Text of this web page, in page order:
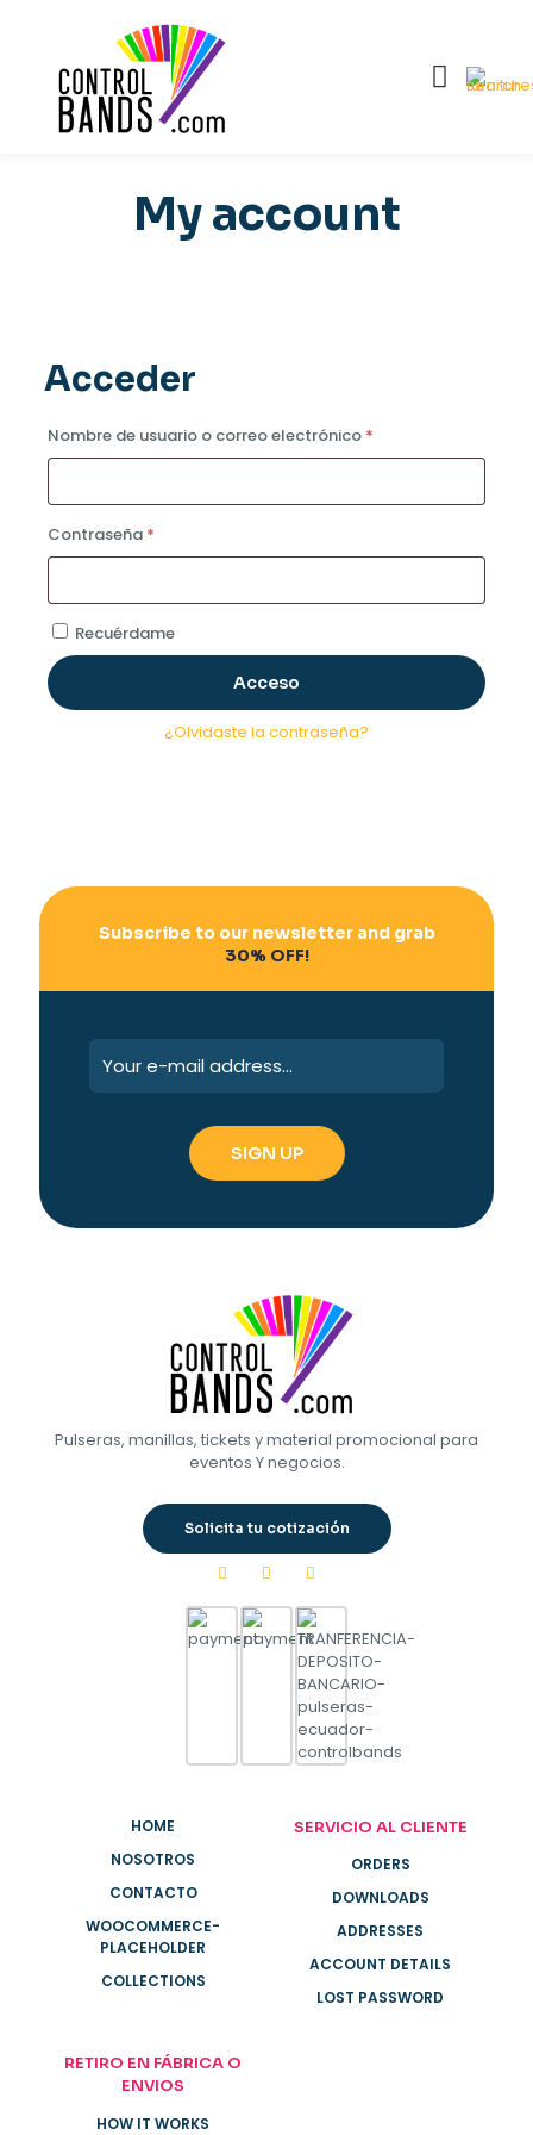
My account
Acceder
Nombre de usuario o correo electrónico *Obligatorio
Contraseña *Obligatorio
Recuérdame
Acceso
¿Olvidaste la contraseña?
Subscribe to our newsletter and grab
30% OFF!
Pulseras, manillas, tickets y material promocional para
eventos Y negocios.
Solicita tu cotización
HOME
NOSOTROS
CONTACTO
WOOCOMMERCE-
PLACEHOLDER
COLLECTIONS
RETIRO EN FÁBRICA O
ENVIOS
HOW IT WORKS
SERVICIO AL CLIENTE
ORDERS
DOWNLOADS
ADDRESSES
ACCOUNT DETAILS
LOST PASSWORD